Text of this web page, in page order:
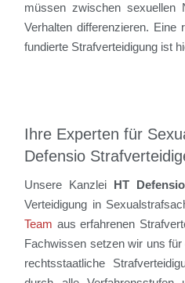
müssen zwischen sexuellen
Verhalten differenzieren. Eine
fundierte Strafverteidigung ist
Ihre Experten für
Defensio
Unsere Kanzlei HT Defensio
Verteidigung in
Team aus erfahrenen
Fachwissen setzen wir uns
rechtsstaatliche